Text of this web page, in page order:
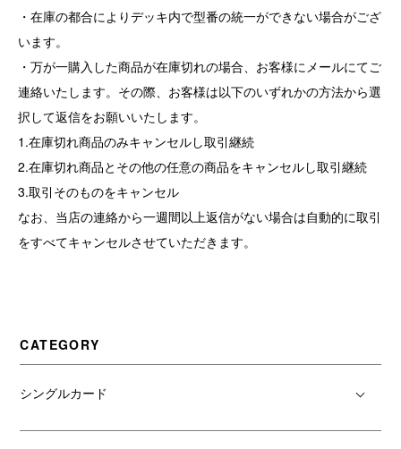
・在庫の都合によりデッキ内で型番の統一ができない場合がござ
います。
・万が一購入した商品が在庫切れの場合、お客様にメールにてご
連絡いたします。その際、お客様は以下のいずれかの方法から選
択して返信をお願いいたします。
1.在庫切れ商品のみキャンセルし取引継続
2.在庫切れ商品とその他の任意の商品をキャンセルし取引継続
3.取引そのものをキャンセル
なお、当店の連絡から一週間以上返信がない場合は自動的に取引
をすべてキャンセルさせていただきます。
CATEGORY
シングルカード